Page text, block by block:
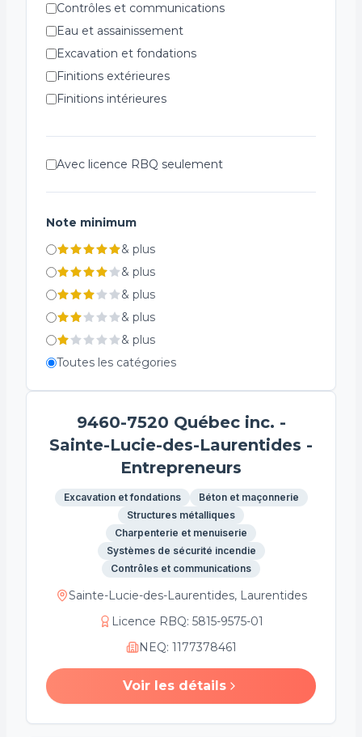
Contrôles et communications
Eau et assainissement
Excavation et fondations
Finitions extérieures
Finitions intérieures
Plomberie et ventilation
Réfrigération
Systèmes de sécurité incendie
Électricité
Avec licence RBQ seulement
Note minimum
& plus
& plus
& plus
& plus
& plus
Toutes les catégories
9460-7520 Québec inc. -
Sainte-Lucie-des-Laurentides -
Entrepreneurs
Excavation et fondations
Béton et maçonnerie
Structures métalliques
Charpenterie et menuiserie
Systèmes de sécurité incendie
Contrôles et communications
Sainte-Lucie-des-Laurentides, Laurentides
Licence RBQ: 5815-9575-01
NEQ: 1177378461
Voir les détails